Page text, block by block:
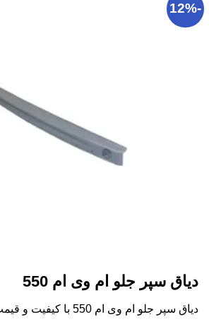
-12%
دیاق سپر جلو ام وی ام 550
دیاق سپر جلو ام وی ام 550 با کیفیت و قیمت رقابتی.